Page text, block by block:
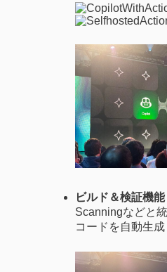
ビルド＆検証機能
Scanningなどと
コードを自動生成